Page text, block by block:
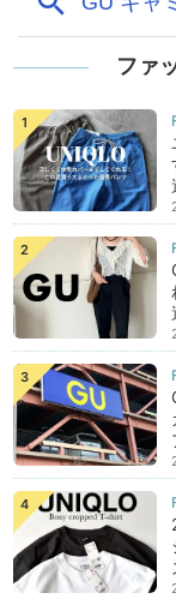
ファ